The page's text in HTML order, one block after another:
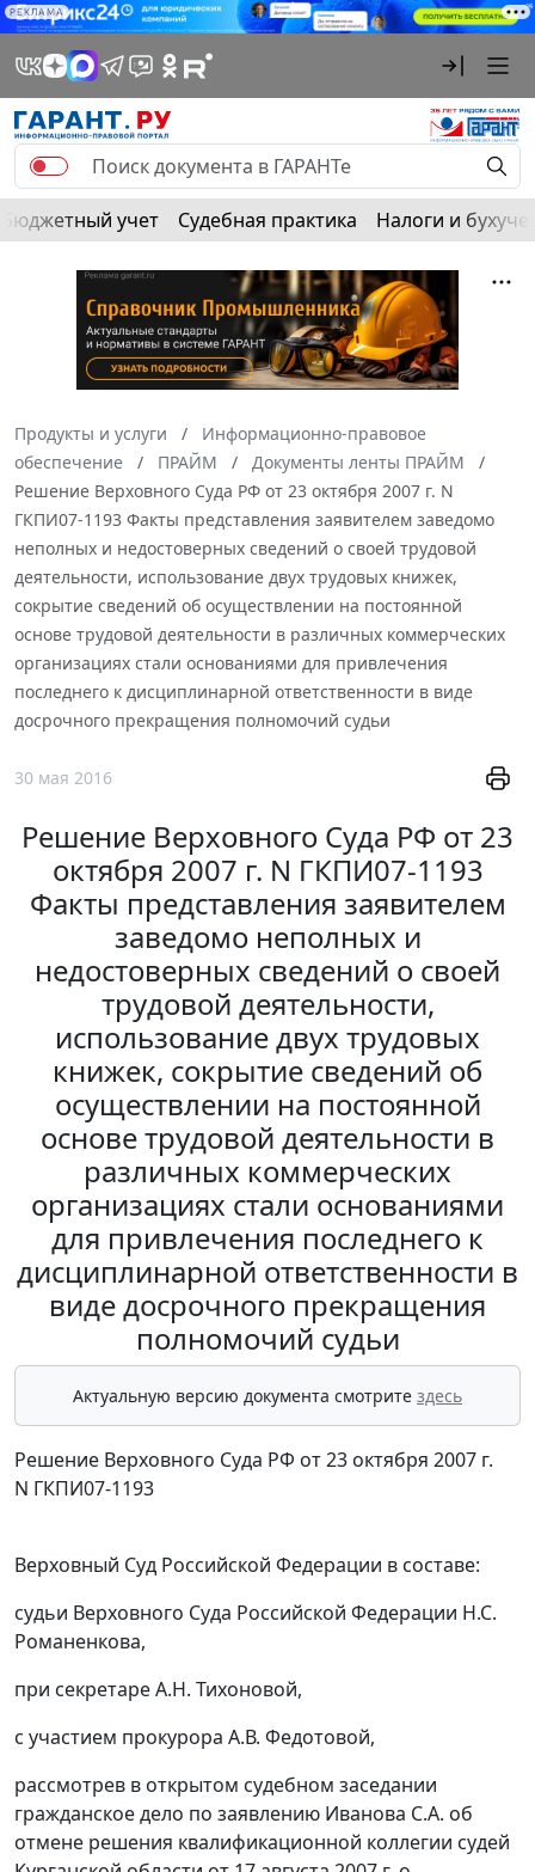
РЕКЛАМА
Бюджетный учет Судебная практика Налоги и
Продукты и услуги
Информационно-правовое
обеспечение
ПРАЙМ
Документы ленты ПРАЙМ
Решение Верховного Суда РФ от 23 октября 2007 г. N
ГКПИ07-1193 Факты представления заявителем заведомо
неполных и недостоверных сведений о своей трудовой
деятельности, использование двух трудовых книжек,
сокрытие сведений об осуществлении на постоянной
основе трудовой деятельности в различных коммерческих
организациях стали основаниями для привлечения
последнего к дисциплинарной ответственности в виде
досрочного прекращения полномочий судьи
30 мая 2016
Решение Верховного Суда РФ от 23
октября 2007 г. N ГКПИ07-1193
Факты представления заявителем
заведомо неполных и
недостоверных сведений о своей
трудовой деятельности,
использование двух трудовых
книжек, сокрытие сведений об
осуществлении на постоянной
основе трудовой деятельности в
различных коммерческих
организациях стали основаниями
для привлечения последнего к
дисциплинарной ответственности в
виде досрочного прекращения
полномочий судьи
Актуальную версию документа смотрите здесь
Решение Верховного Суда РФ от 23 октября 2007 г.
N ГКПИ07-1193
Верховный Суд Российской Федерации в составе:
судьи Верховного Суда Российской Федерации Н.С.
Романенкова,
при секретаре А.Н. Тихоновой,
с участием прокурора А.В. Федотовой,
рассмотрев в открытом судебном заседании
гражданское дело по заявлению Иванова С.А. об
отмене решения квалификационной коллегии судей